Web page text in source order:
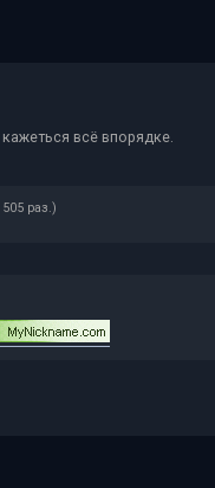
всё впорядке.
раз.)